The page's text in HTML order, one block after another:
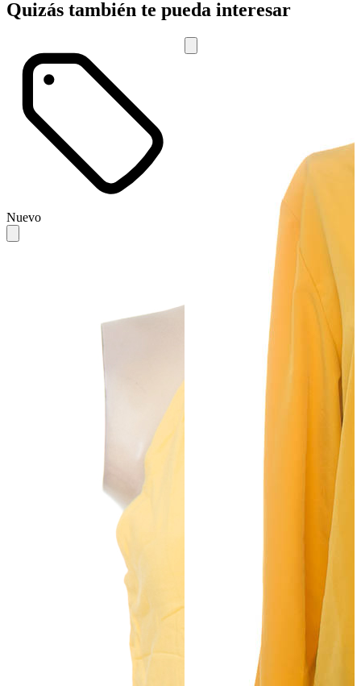
Quizás también te pueda interesar
Nuevo